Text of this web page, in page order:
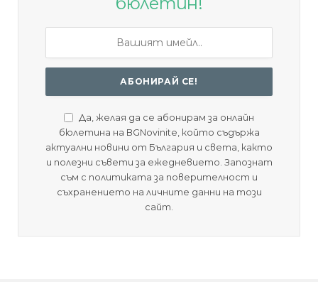
Да, желая да се абонирам за онлайн
бюлетина на BGNovinite, който съдържа
актуални новини от България и света, както
и полезни съвети за ежедневието. Запознат
съм с политиката за поверителност и
съхранението на личните данни на този
сайт.